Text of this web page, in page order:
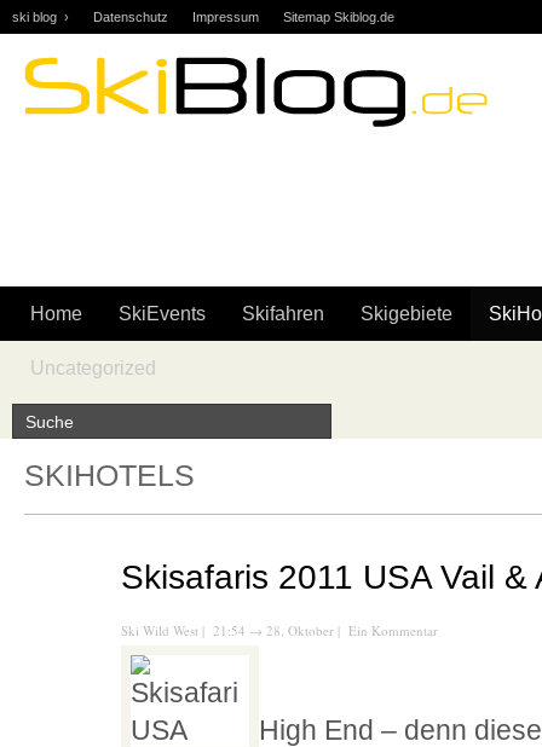
ski blog › Datenschutz Impressum Sitemap Skiblog.de
Home SkiEvents Skifahren Skigebiete
Uncategorized
SKIHOTELS
Skisafaris 2011 USA Vail &
Ski Wild West | 21:54 → 28. Oktober | Ein Kommentar
High End – denn